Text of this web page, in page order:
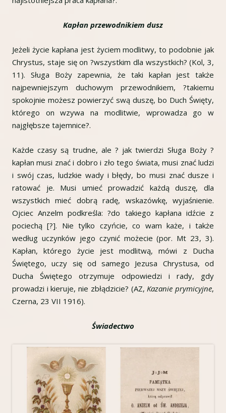
Kapłan przewodnikiem dusz
Jeżeli życie kapłana jest życiem modlitwy, to podobnie jak
Chrystus, staje się on ?wszystkim dla wszystkich? (Kol, 3,
11). Sługa Boży zapewnia, że taki kapłan jest także
najpewniejszym duchowym przewodnikiem, ?takiemu
spokojnie możesz powierzyć swą duszę, bo Duch Święty,
którego on wzywa na modlitwie, wprowadza go w
najgłębsze tajemnice?.
Każde czasy są trudne, ale ? jak twierdzi Sługa Boży ?
kapłan musi znać i dobro i zło tego świata, musi znać ludzi
i swój czas, ludzkie wady i błędy, bo musi znać dusze i
ratować je. Musi umieć prowadzić każdą duszę, dla
wszystkich mieć dobrą radę, wskazówkę, wyjaśnienie.
Ojciec Anzelm podkreśla: ?do takiego kapłana idźcie z
pociechą [?]. Nie tylko czyńcie, co wam każe, i także
według uczynków jego czynić możecie (por. Mt 23, 3).
Kapłan, którego życie jest modlitwą, mówi z Ducha
Świętego, uczy się od samego Jezusa Chrystusa, od
Ducha Świętego otrzymuje odpowiedzi i rady, gdy
prowadzi i kieruje, nie zbłądzicie? (AZ,Kazanie prymicyjne,
Czerna, 23 VII 1916).
Świadectwo